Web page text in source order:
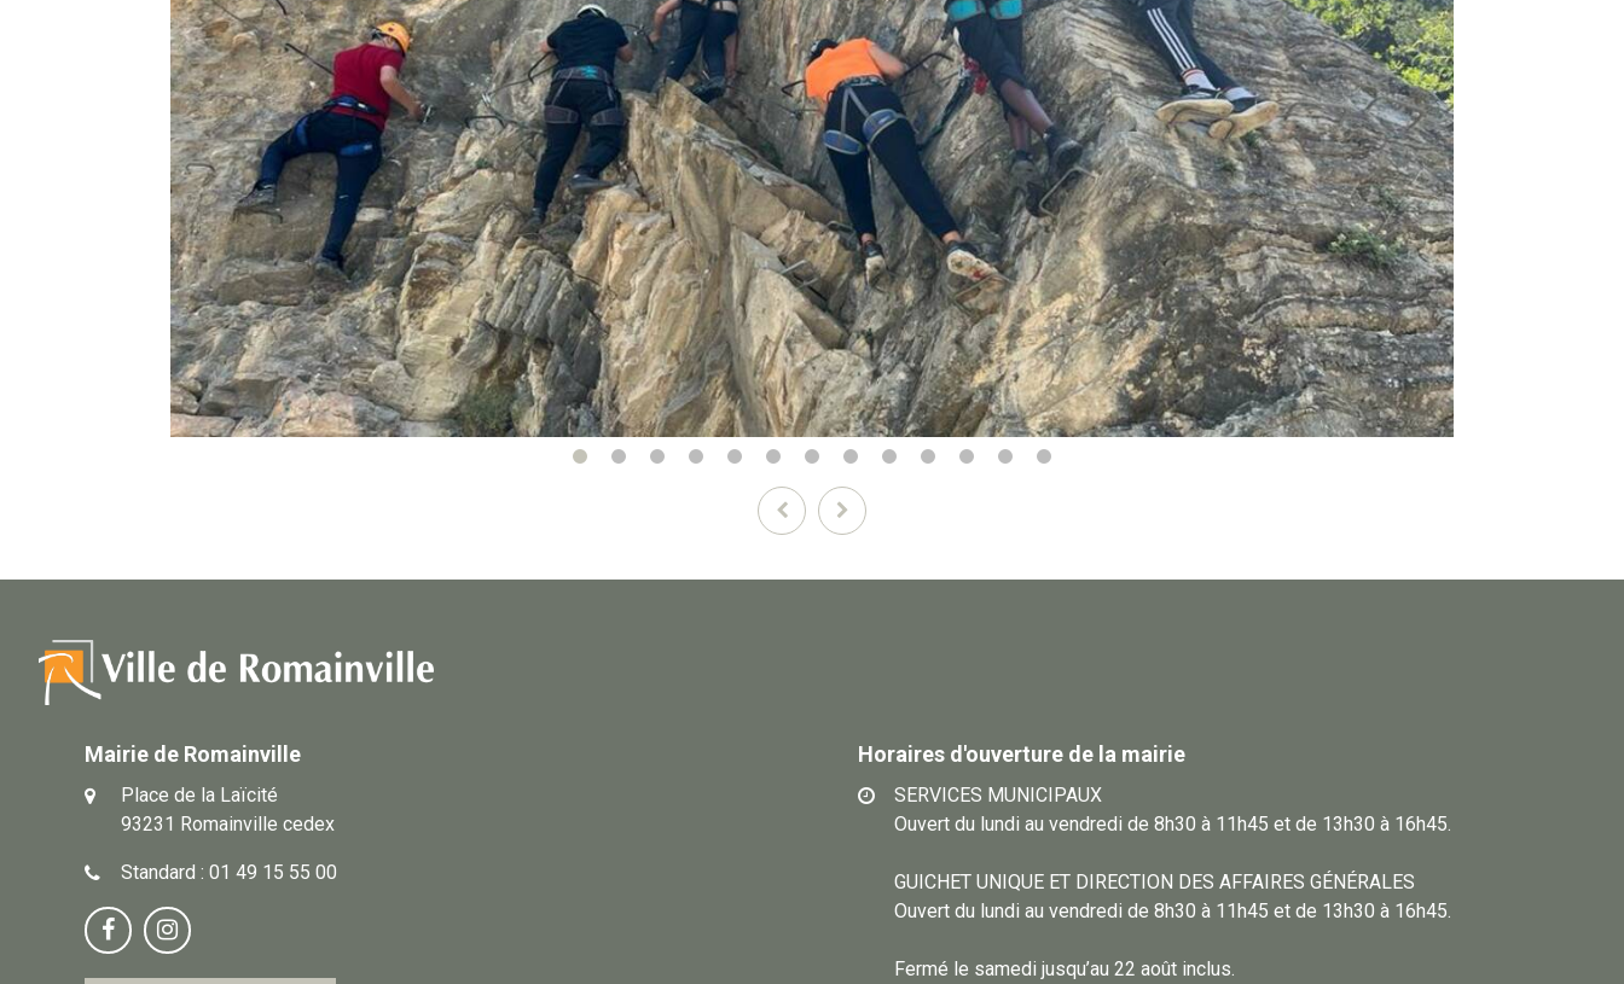
PrécédentSuivant
Mairie de Romainville
Place de la Laïcité
93231 Romainville cedex
Standard : 01 49 15 55 00
Notre
page
Suivez-
vous
Horaires d'ouverture de la mairie
SERVICES MUNICIPAUX
Ouvert du lundi au vendredi de 8h30 à 11h45 et de 13h30 à 16h45.
GUICHET UNIQUE ET DIRECTION DES AFFAIRES GÉNÉRALES
Ouvert du lundi au vendredi de 8h30 à 11h45 et de 13h30 à 16h45.
Fermé le samedi jusqu’au 22 août inclus.